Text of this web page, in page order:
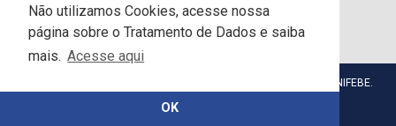
Não utilizamos Cookies, acesse nossa
página sobre o Tratamento de Dados e saiba
mais. Acesse aqui
OK
© Centro Universitário da Fundação Educacional de Brusque - UNIFEBE.
Todos os direitos reservados.